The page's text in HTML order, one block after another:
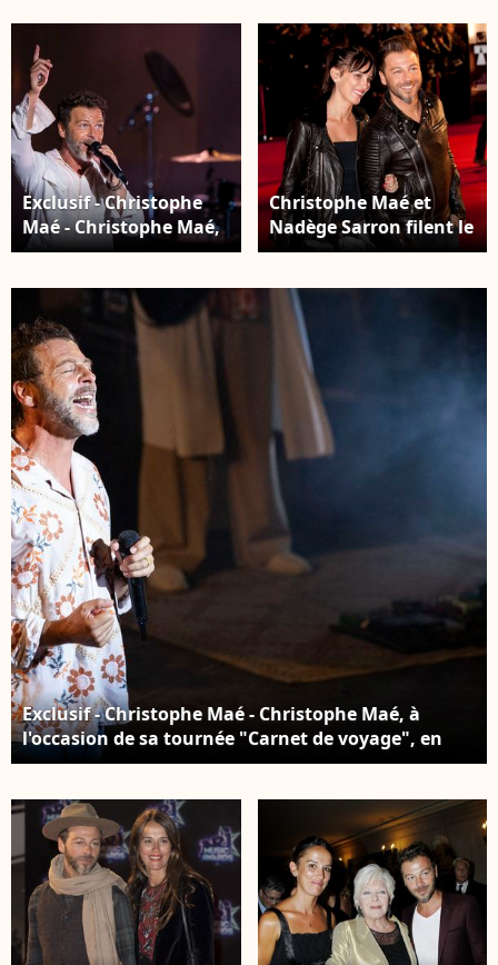
Cyril Bruneau / Festival de Ramatuelle / Bestimage
Exclusif - Christophe
Maé - Christophe Maé,
à l'occasion de sa
voyage », en concert
au Théâtre de verdure
lors du 40e Festival de
Ramatuelle. Le 1er
août 2024 © Cyril
Bruneau / Festival de
Ramatuelle /
Bestimage
Christophe Maé et
Nadège Sarron filent le
parfait amour depuis
Christophe Mae et sa
femme Nadege Sarron
- 15eme édition des NRJ
Music Awards a
Cannes. © JLPPA /
Bestimage
Exclusif - Christophe Maé - Christophe Maé, à
l'occasion de sa tournée "Carnet de voyage", en
concert au Théâtre de verdure lors du 40ème
Bruneau / Festival de Ramatuelle / Bestimage